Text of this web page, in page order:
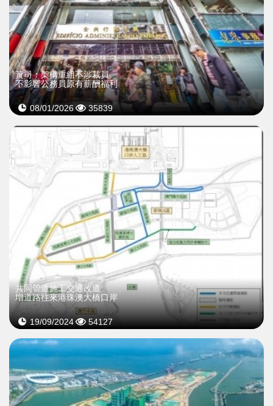
黃司：架構重組不涉裁員
不影響公務員原有薪酬福利
08/01/2026 35839
共同管道施工交通改道
增道路往來港珠澳大橋口岸
19/09/2024 54127